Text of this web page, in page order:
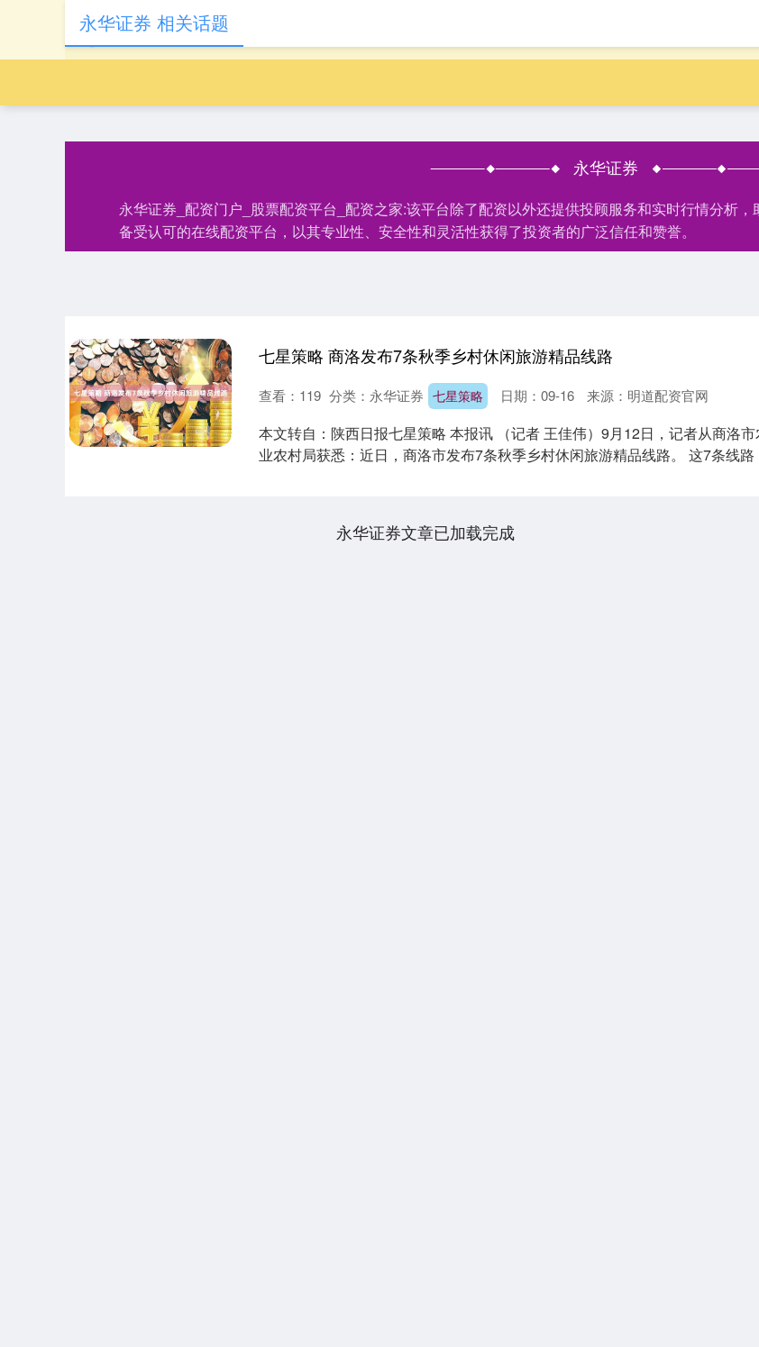
永华证券
永华证券_配资门户_股票配资平台_配资之家:该平台除了配资以外还提供投顾服务和实时行情分析
备受认可的在线配资平台，以其专业性、安全性和灵活性获得了投资者的广泛信任和赞誉。
永华证券 相关话题
七星策略 商洛发布7条秋季乡村休闲旅游精品线路
七星策略 日期：09-16 来源：明道配资官网
查看： 119 分类： 永华证券
本文转自：陕西日报七星策略 本报讯 （记者 王佳伟）9月12日，记者从商洛市
业农村局获悉：近日，商洛市发布7条秋季乡村休闲旅游精品线路。 这7条线路
永华证券文章已加载完成